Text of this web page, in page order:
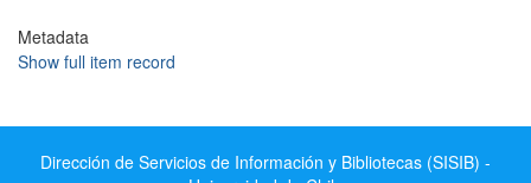
Metadata
Show full item record
Dirección de Servicios de Información y Bibliotecas (SISIB) -